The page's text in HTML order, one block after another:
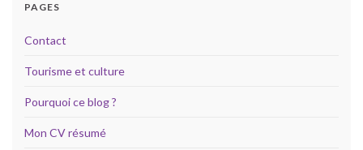
PAGES
Contact
Tourisme et culture
Pourquoi ce blog ?
Mon CV résumé